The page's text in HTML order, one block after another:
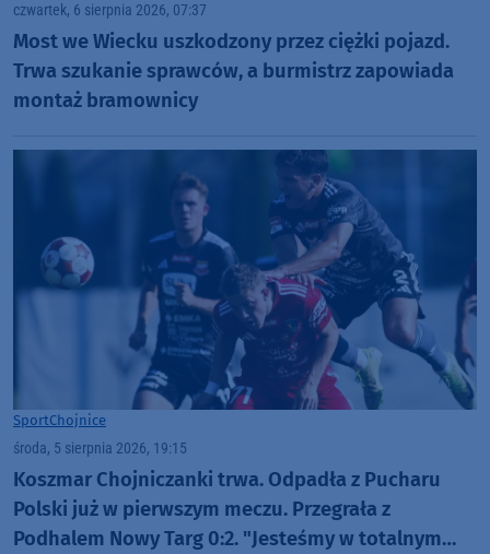
czwartek, 6 sierpnia 2026, 07:37
Most we Wiecku uszkodzony przez ciężki pojazd.
Trwa szukanie sprawców, a burmistrz zapowiada
montaż bramownicy
SportChojnice
środa, 5 sierpnia 2026, 19:15
Koszmar Chojniczanki trwa. Odpadła z Pucharu
Polski już w pierwszym meczu. Przegrała z
Podhalem Nowy Targ 0:2. "Jesteśmy w totalnym